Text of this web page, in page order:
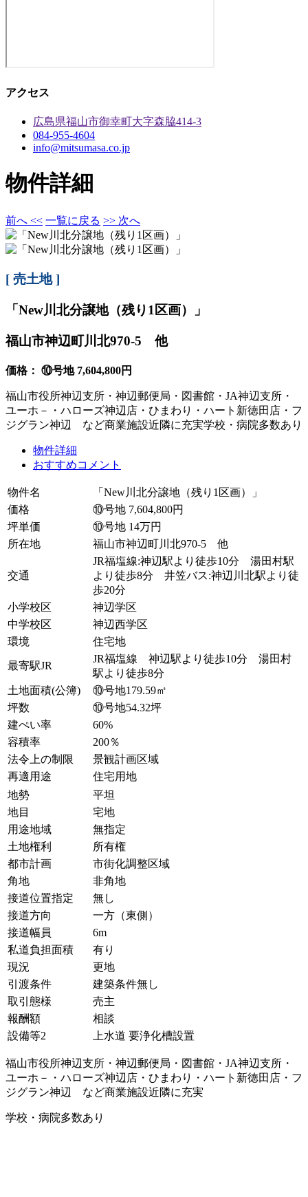
アクセス
広島県福山市御幸町大字森脇414-3
084-955-4604
info@mitsumasa.co.jp
物件詳細
前へ << 一覧に戻る >> 次へ
[ 売土地 ]
「New川北分譲地（残り1区画）」
福山市神辺町川北970-5 他
価格： ⑩号地 7,604,800円
福山市役所神辺支所・神辺郵便局・図書館・JA神辺支所・
ユーホ－・ハローズ神辺店・ひまわり・ハート新徳田店・フ
ジグラン神辺 など商業施設近隣に充実学校・病院多数あり
物件詳細
おすすめコメント
物件名
「New川北分譲地（残り1区画）」
価格
⑩号地 7,604,800円
坪単価
⑩号地 14万円
所在地
福山市神辺町川北970-5 他
交通
JR福塩線:神辺駅より徒歩10分 湯田村駅
より徒歩8分 井笠バス:神辺川北駅より徒
歩20分
小学校区
神辺学区
中学校区
神辺西学区
環境
住宅地
最寄駅JR
JR福塩線 神辺駅より徒歩10分 湯田村
駅より徒歩8分
土地面積(公簿)
⑩号地179.59㎡
坪数
⑩号地54.32坪
建ぺい率
60%
容積率
200％
法令上の制限
景観計画区域
再適用途
住宅用地
地勢
平坦
地目
宅地
用途地域
無指定
土地権利
所有権
都市計画
市街化調整区域
角地
非角地
接道位置指定
無し
接道方向
一方（東側）
接道幅員
6m
私道負担面積
有り
現況
更地
引渡条件
建築条件無し
取引態様
売主
報酬額
相談
設備等2
上水道 要浄化槽設置
福山市役所神辺支所・神辺郵便局・図書館・JA神辺支所・
ユーホ－・ハローズ神辺店・ひまわり・ハート新徳田店・フ
ジグラン神辺 など商業施設近隣に充実
学校・病院多数あり